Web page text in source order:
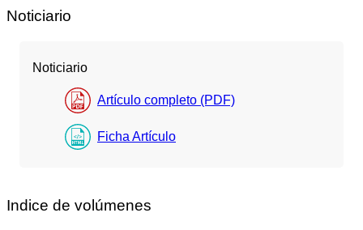
Noticiario
Noticiario
Artículo completo (PDF)
Ficha Artículo
Indice de volúmenes